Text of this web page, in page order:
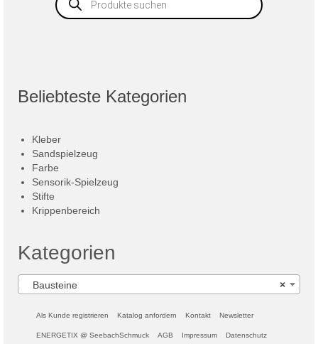
search
Beliebteste Kategorien
Kleber
Sandspielzeug
Farbe
Sensorik-Spielzeug
Stifte
Krippenbereich
Kategorien
×
Bausteine
Als Kunde registrieren Katalog anfordern Kontakt Newsletter
ENERGETIX @ SeebachSchmuck AGB Impressum Datenschutz